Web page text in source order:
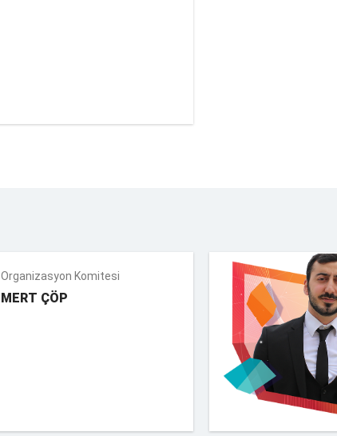
Organizasyon Komitesi
MERT ÇÖP